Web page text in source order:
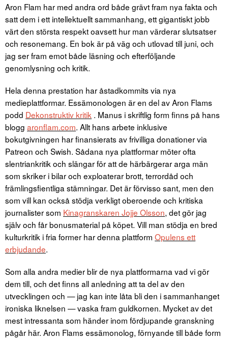
Aron Flam har med andra ord både grävt fram nya fakta och
satt dem i ett intellektuellt sammanhang, ett gigantiskt jobb
värt den största respekt oavsett hur man värderar slutsatser
och resonemang. En bok är på väg och utlovad till juni, och
jag ser fram emot både läsning och efterföljande
genomlysning och kritik.
Hela denna prestation har åstadkommits via nya
medieplattformar. Essämonologen är en del av Aron Flams
podd Dekonstruktiv kritik . Manus i skriftlig form finns på hans
blogg aronflam.com. Allt hans arbete inklusive
bokutgivningen har finansierats av frivilliga donationer via
Patreon och Swish. Sådana nya plattformar möter ofta
slentriankritik och slängar för att de härbärgerar arga män
som skriker i bilar och exploaterar brott, terrordåd och
främlingsfientliga stämningar. Det är förvisso sant, men den
som vill kan också stödja verkligt oberoende och kritiska
journalister som Kinagranskaren Jojje Olsson, det gör jag
själv och får bonusmaterial på köpet. Vill man stödja en bred
kulturkritik i fria former har denna plattform Opulens ett
erbjudande.
Som alla andra medier blir de nya plattformarna vad vi gör
dem till, och det finns all anledning att ta del av den
utvecklingen och — jag kan inte låta bli den i sammanhanget
ironiska liknelsen — vaska fram guldkornen. Mycket av det
mest intressanta som händer inom fördjupande granskning
pågår här. Aron Flams essämonolog, förnyande till både form